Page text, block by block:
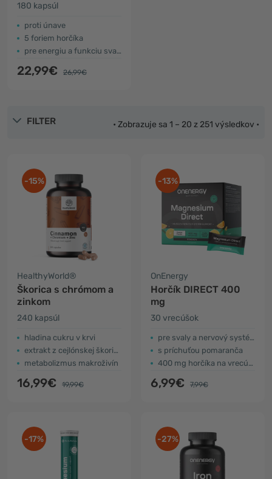
180 kapsúl
proti únave
5 foriem horčíka
pre energiu a funkciu svalov
22,99€ 26,99€
FILTER • Zobrazuje sa 1 – 20 z 251 výsledkov •
-15%
HealthyWorld®
Škorica s chrómom a
zinkom
240 kapsúl
hladina cukru v krvi
extrakt z cejlónskej škorice
metabolizmus makroživín
16,99€ 19,99€
-13%
OnEnergy
Horčík DIRECT 400
mg
30 vrecúšok
pre svaly a nervový systém
s príchuťou pomaranča
400 mg horčíka na vrecúško
6,99€ 7,99€
-17% -27%